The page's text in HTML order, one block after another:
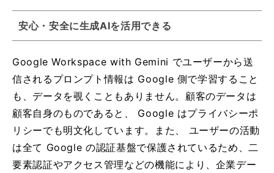
安心・安全に生成AIを活用できる
Google Workspace with Gemini でユーザーから送
信されるプロンプト情報は Google 側で学習すること
も、データを覗くこともありません。顧客のデータは
顧客自身のものであると、 Google はプライバシーポ
リシーでも明文化しています。また、 ユーザーの活動
は全て Google の認証基盤で保護されているため、二
要素認証やアクセス管理などの機能により、企業デー